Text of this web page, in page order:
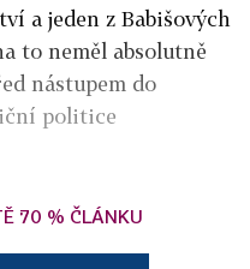
a jeden z Babišových
to neměl absolutně
nástupem do
politice
70 % ČLÁNKU